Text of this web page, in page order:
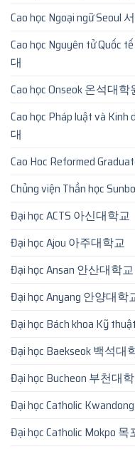
Cao học Ngoại ngữ Seoul
Cao học Nguyên tử Quốc
대
Cao học Onseok 온석대
Cao học Pháp luật và
대
Cao Hoc Reformed
Chủng viện Thần học
Đại học ACTS 아신대학교
Đại học Ajou 아주대학교
Đại học Ansan 안산대학교
Đại học Anyang 안양대학
Đại học Bách khoa Kỹ
Đại học Baekseok 백석대
Đại học Bucheon 부천대
Đại học Catholic
Đại học Catholic Mokpo